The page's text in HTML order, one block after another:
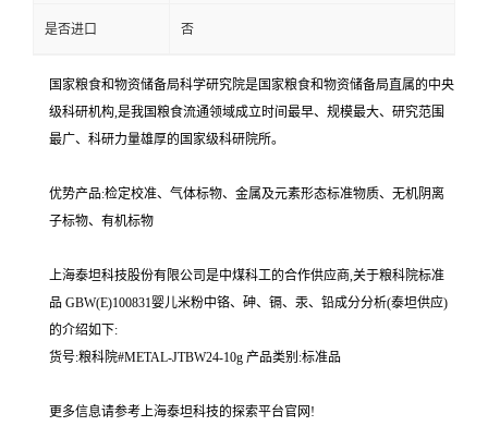
是否进口 否
国家粮食和物资储备局科学研究院是国家粮食和物资储备局直属的中央
级科研机构,是我国粮食流通领域成立时间最早、规模最大、研究范围
最广、科研力量雄厚的国家级科研院所。
优势产品:检定校准、气体标物、金属及元素形态标准物质、无机阴离
子标物、有机标物
上海泰坦科技股份有限公司是中煤科工的合作供应商,关于粮科院标准
品 GBW(E)100831婴儿米粉中铬、砷、镉、汞、铅成分分析(泰坦供应)
的介绍如下:
货号:粮科院#METAL-JTBW24-10g 产品类别:标准品
更多信息请参考上海泰坦科技的探索平台官网!